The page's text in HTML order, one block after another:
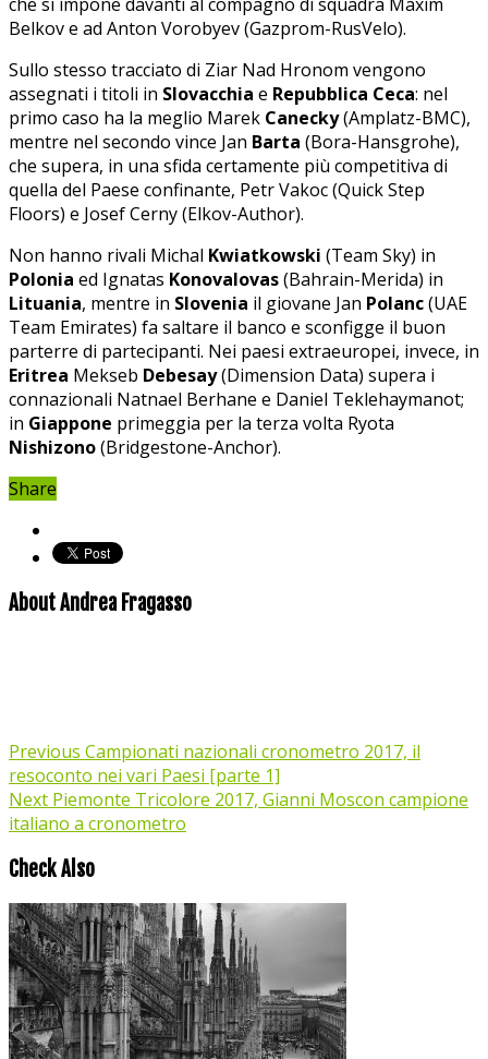
Belkov e ad Anton Vorobyev (Gazprom-RusVelo).
Sullo stesso tracciato di Ziar Nad Hronom vengono
assegnati i titoli in Slovacchia e Repubblica Ceca: nel
primo caso ha la meglio Marek Canecky(Amplatz-BMC),
mentre nel secondo vince Jan Barta (Bora-Hansgrohe),
che supera, in una sfida certamente più competitiva di
quella del Paese confinante, Petr Vakoc (Quick Step
Floors) e Josef Cerny (Elkov-Author).
Non hanno rivali Michal Kwiatkowski (Team Sky) in
Polonia ed Ignatas Konovalovas(Bahrain-Merida) in
Lituania, mentre in Slovenia il giovane Jan Polanc(UAE
Team Emirates) fa saltare il banco e sconfigge il buon
parterre di partecipanti. Nei paesi extraeuropei, invece, in
Eritrea Mekseb Debesay(Dimension Data) supera i
connazionali Natnael Berhane e Daniel Teklehaymanot;
in Giappone primeggia per la terza volta Ryota
Nishizono(Bridgestone-Anchor).
Share
About Andrea Fragasso
Previous Campionati nazionali cronometro 2017, il
resoconto nei vari Paesi [parte 1]
Next Piemonte Tricolore 2017, Gianni Moscon campione
italiano a cronometro
Check Also